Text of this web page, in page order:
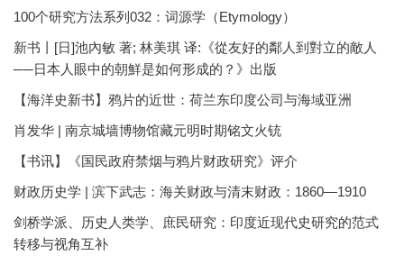
100个研究方法系列032：词源学（Etymology）
新书丨[日]池內敏 著; 林美琪 译:《從友好的鄰人到對立的敵人
──日本人眼中的朝鮮是如何形成的？》出版
【海洋史新书】鸦片的近世：荷兰东印度公司与海域亚洲
肖发华 | 南京城墙博物馆藏元明时期铭文火铳
【书讯】《国民政府禁烟与鸦片财政研究》评介
财政历史学 | 滨下武志：海关财政与清末财政：1860—1910
剑桥学派、历史人类学、庶民研究：印度近现代史研究的范式
转移与视角互补